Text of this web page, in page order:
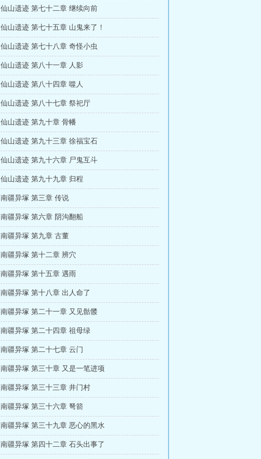
仙山遗迹 第七十二章 继续向前
仙山遗迹 第七十五章 山鬼来了！
仙山遗迹 第七十八章 奇怪小虫
仙山遗迹 第八十一章 人影
仙山遗迹 第八十四章 噬人
仙山遗迹 第八十七章 祭祀厅
仙山遗迹 第九十章 骨幡
仙山遗迹 第九十三章 徐福宝石
仙山遗迹 第九十六章 尸鬼互斗
仙山遗迹 第九十九章 归程
南疆异塚 第三章 传说
南疆异塚 第六章 阴沟翻船
南疆异塚 第九章 古董
南疆异塚 第十二章 辨穴
南疆异塚 第十五章 遇雨
南疆异塚 第十八章 出人命了
南疆异塚 第二十一章 又见骷髅
南疆异塚 第二十四章 祖母绿
南疆异塚 第二十七章 云门
南疆异塚 第三十章 又是一笔进项
南疆异塚 第三十三章 井门村
南疆异塚 第三十六章 弩箭
南疆异塚 第三十九章 恶心的黑水
南疆异塚 第四十二章 石头出事了